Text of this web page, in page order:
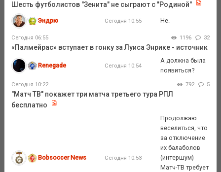
Шесть футболистов "Зенита" не сыграют с "Родиной"
Эндрю Сегодня 10:55 Не.
Сегодня 06:55 1196 32
«Палмейрас» вступает в гонку за Луиса Энрике - источник
Renegade Сегодня 10:54
А должна была
появиться?
Сегодня 10:22 792 5
"Матч ТВ" покажет три матча третьего тура РПЛ
бесплатно
Bobsoccer News Сегодня 10:53
Продолжаю
веселиться, что
за отключение
их балаболов
(интершум)
Матч-ТВ требует